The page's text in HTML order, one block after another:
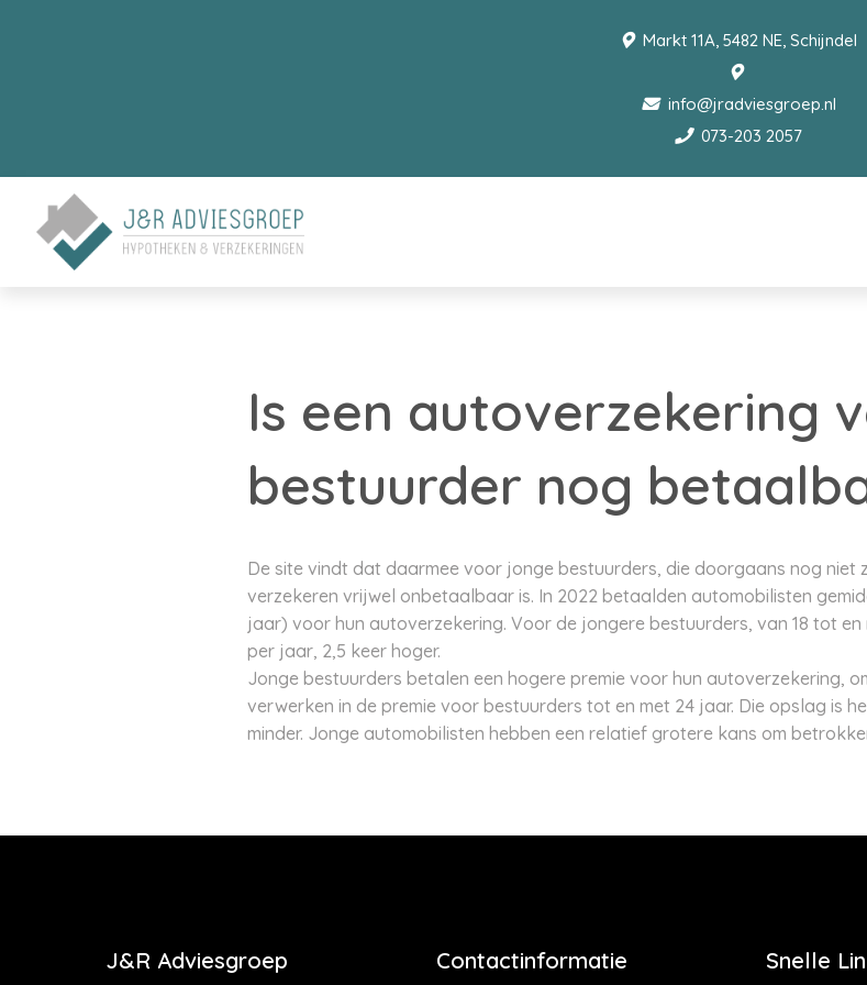
Markt 11A, 5482 NE, Schijndel
info@jradviesgroep.nl
073-203 2057
Is een autoverzekering
bestuurder nog
De site vindt dat daarmee voor jonge bestuurders, die doorgaans nog niet
verzekeren vrijwel onbetaalbaar is. In 2022 betaalden automobilisten
jaar) voor hun autoverzekering. Voor de jongere bestuurders, van 18 tot
per jaar, 2,5 keer hoger.
Jonge bestuurders betalen een hogere premie voor hun autoverzekering,
verwerken in de premie voor bestuurders tot en met 24 jaar. Die opslag is
minder. Jonge automobilisten hebben een relatief grotere kans om
J&R Adviesgroep Contactinformatie Snelle